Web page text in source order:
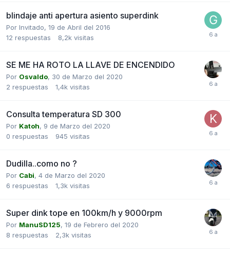
blindaje anti apertura asiento superdink
Por Invitado, 19 de Abril del 2016
12 respuestas 8,2k visitas
SE ME HA ROTO LA LLAVE DE ENCENDIDO
Por Osvaldo, 30 de Marzo del 2020
2 respuestas 1,4k visitas
Consulta temperatura SD 300
Por Katoh, 9 de Marzo del 2020
0 respuestas 945 visitas
Dudilla..como no ?
Por Cabi, 4 de Marzo del 2020
6 respuestas 1,3k visitas
Super dink tope en 100km/h y 9000rpm
Por ManuSD125, 19 de Febrero del 2020
8 respuestas 2,3k visitas